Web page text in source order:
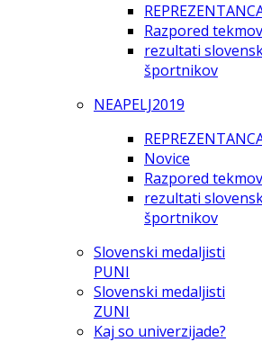
Razpored
rezultati
športnikov
NEAPELJ2019
Novice
Razpored
rezultati
športnikov
Slovenski medaljisti
PUNI
Slovenski medaljisti
ZUNI
Kaj so univerzijade?